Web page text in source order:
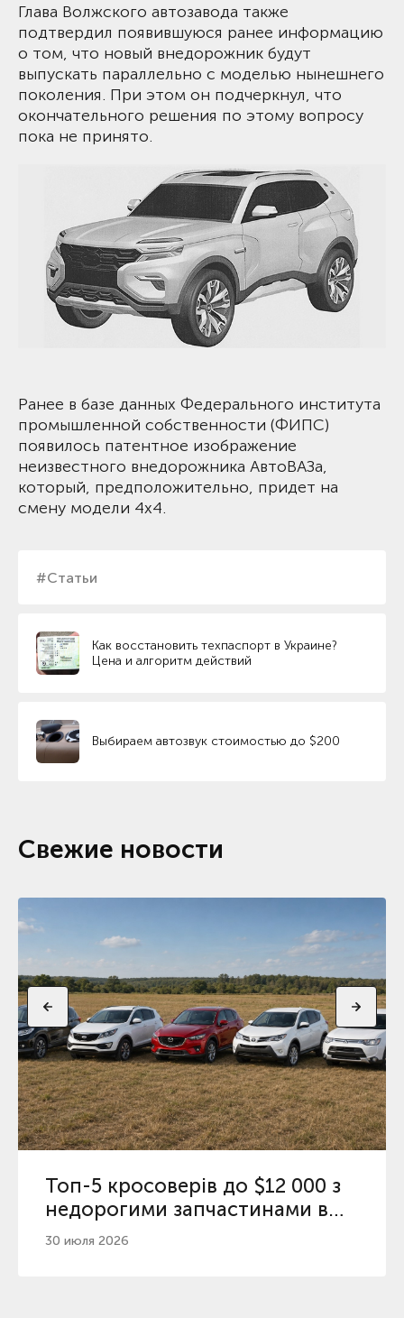
#Статьи
Как восстановить техпаспорт в Украине?
Цена и алгоритм действий
Выбираем автозвук стоимостью до $200
Глава Волжского автозавода также
подтвердил появившуюся ранее информацию
о том, что новый внедорожник будут
выпускать параллельно с моделью нынешнего
поколения. При этом он подчеркнул, что
окончательного решения по этому вопросу
пока не принято.
Ранее в базе данных Федерального института
промышленной собственности (ФИПС)
появилось патентное изображение
неизвестного внедорожника АвтоВАЗа,
который, предположительно, придет на
смену модели 4x4.
Свежие новости
Топ-5 кросоверів до $12 000 з
недорогими запчастинами в
Україні
30 июля 2026